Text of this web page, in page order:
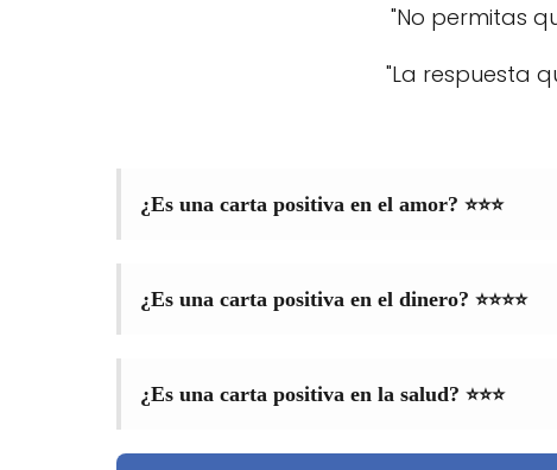
"No permitas
"La respuesta
¿Es una carta positiva en el amor? ⭐⭐⭐
¿Es una carta positiva en el dinero? ⭐⭐⭐⭐
¿Es una carta positiva en la salud? ⭐⭐⭐